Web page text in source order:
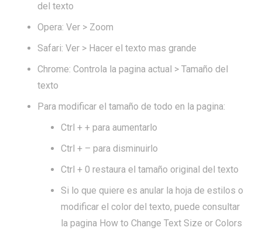
del texto
Opera: Ver > Zoom
Safari: Ver > Hacer el texto mas grande
Chrome: Controla la pagina actual > Tamaño del
texto
Para modificar el tamaño de todo en la pagina:
Ctrl + + para aumentarlo
Ctrl + – para disminuirlo
Ctrl + 0 restaura el tamaño original del texto
Si lo que quiere es anular la hoja de estilos o
modificar el color del texto, puede consultar
la pagina How to Change Text Size or Colors